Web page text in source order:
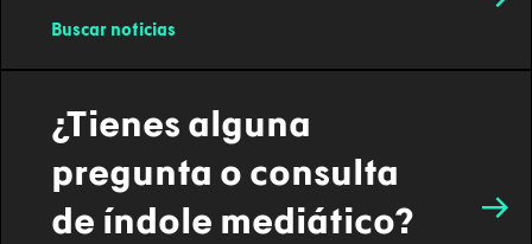
Buscar noticias
¿Tienes alguna
pregunta o consulta
de índole mediático?